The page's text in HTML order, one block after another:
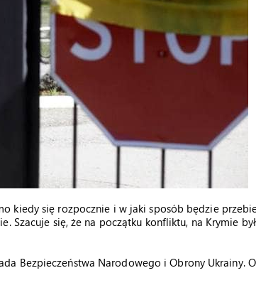
kiedy się rozpocznie i w jaki sposób będzie
Szacuje się, że na początku konfliktu, na Krymie
Bezpieczeństwa Narodowego i Obrony Ukrainy.